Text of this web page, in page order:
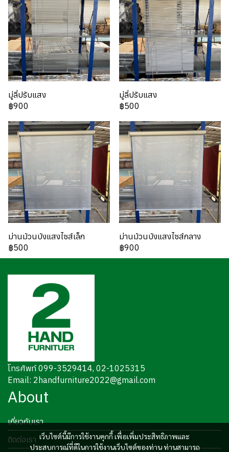
มู่ลี่ปรับแสง
฿900
มู่ลี่ปรับแสง
฿500
ม่านม้วนบังแสงไซส์เล็ก
฿500
ม่านม้วนบังแสงไซส์กลาง
฿900
เว็บไซต์นี้มีการใช้งานคุกกี้ เพื่อเพิ่มประสิทธิภาพและ
ประสบการณ์ที่ดีในการใช้งานเว็บไซต์ของท่าน ท่านสามารถ
โทรศัพท์ 099-3529414, 02-1025315
Email: 2handfurniture2022@gmail.com
About
เกี่ยวกับเรา
ติดต่อเรา